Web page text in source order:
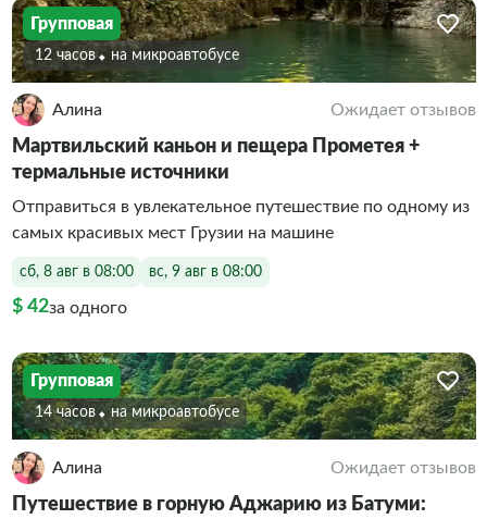
Групповая
12 часов На микроавтобусе
Алина Ожидает отзывов
Мартвильский каньон и пещера Прометея +
термальные источники
Отправиться в увлекательное путешествие по одному из
самых красивых мест Грузии на машине
сб, 8 авг в 08:00 вс, 9 авг в 08:00
$ 42за одного
Групповая
14 часов На микроавтобусе
Алина Ожидает отзывов
Путешествие в горную Аджарию из Батуми: